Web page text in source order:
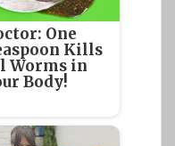
One
Kills
Worms in
Body!